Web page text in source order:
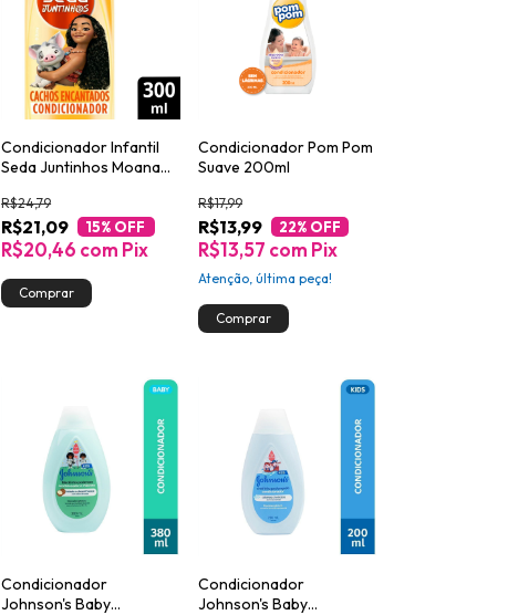
Condicionador Infantil
Seda Juntinhos Moana
300ml
R$21,09
R$24,79
15% OFF
R$20,46 com Pix
Condicionador Pom Pom
Suave 200ml
R$13,99
R$17,99
22% OFF
R$13,57 com Pix
Atenção, última peça!
Condicionador
Johnson's Baby
Condicionador
Johnson's Baby